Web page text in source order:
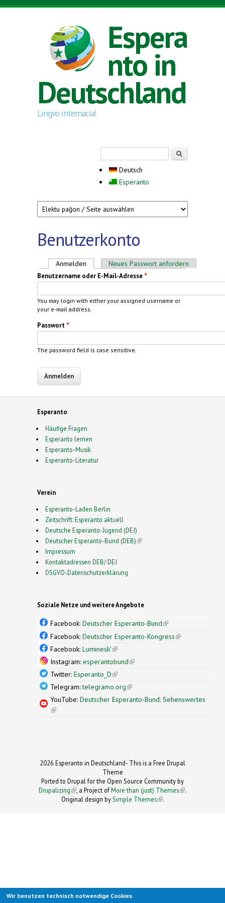
Direkt zum Inhalt
Espera
nto in
Deutschland
Lingvo internacia!
Deutsch
Esperanto
Benutzerkonto
Haupt-Reiter
Anmelden (aktiver Reiter)
Neues Passwort anfordern
Benutzername oder E-Mail-Adresse *
You may login with either your assigned username or
your e-mail address.
Passwort *
The password field is case sensitive.
Esperanto
Häufige Fragen
Esperanto lernen
Esperanto-Musik
Esperanto-Literatur
Verein
Esperanto-Laden Berlin
Zeitschrift: Esperanto aktuell
Deutsche Esperanto-Jugend (DEJ)
Deutscher Esperanto-Bund (DEB)(link is external)
Impressum
Kontaktadressen DEB/ DEJ
DSGVO-Datenschutzerklärung
Soziale Netze und weitere Angebote
Facebook: Deutscher Esperanto-Bund(link is
external)
Facebook: Deutscher Esperanto-Kongress(link is
Facebook: Luminesk'(link is external)
Instagram: esperantobund(link is external)
Twitter: Esperanto_D(link is external)
Telegram:telegramo.org(link is external)
YouTube: Deutscher Esperanto-Bund: Sehenswertes
(link is external)
2026 Esperanto in Deutschland- This is a Free Drupal
Theme
Ported to Drupal for the Open Source Community by
Drupalizing(link is external)
, a Project ofMore than (just) Themes (link is
.
Original design by Simple Themes
(link is
.
Wir benutzen technisch notwendige Cookies.